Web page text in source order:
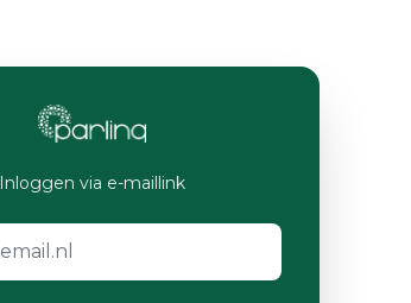
Inloggen via e-maillink